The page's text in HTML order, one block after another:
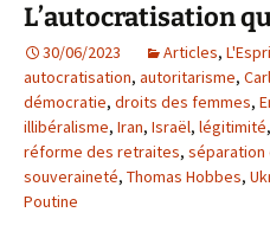
L’autocratisation
30/06/2023 Articles,
autocratisation, autoritarisme,
démocratie, droits des femmes,
illibéralisme, Iran, Israël, légitimité,
réforme des retraites, séparation
souveraineté, Thomas Hobbes,
Poutine